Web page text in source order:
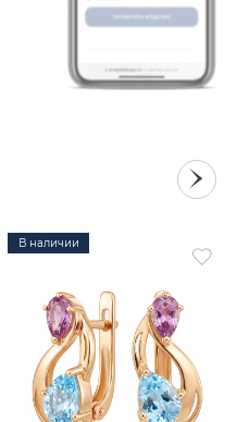
В наличии